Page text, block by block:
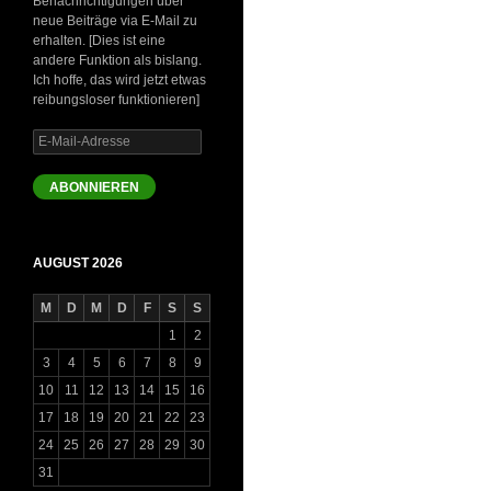
neue Beiträge via E-Mail zu
erhalten. [Dies ist eine
andere Funktion als bislang.
Ich hoffe, das wird jetzt etwas
reibungsloser funktionieren]
E-
Mail-
Adresse
ABONNIEREN
AUGUST 2026
M D M D F S
S
1
2
3
4 5 6 7 8
9
10
11 12 13 14 15
16
17
18 19 20 21 22
23
24
25 26 27 28 29
30
31